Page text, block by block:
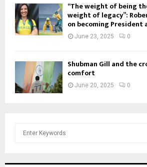
“The weight of being
weight of legacy”:
on becoming President
June 23, 2025 0
Shubman Gill and the
comfort
June 20, 2025 0